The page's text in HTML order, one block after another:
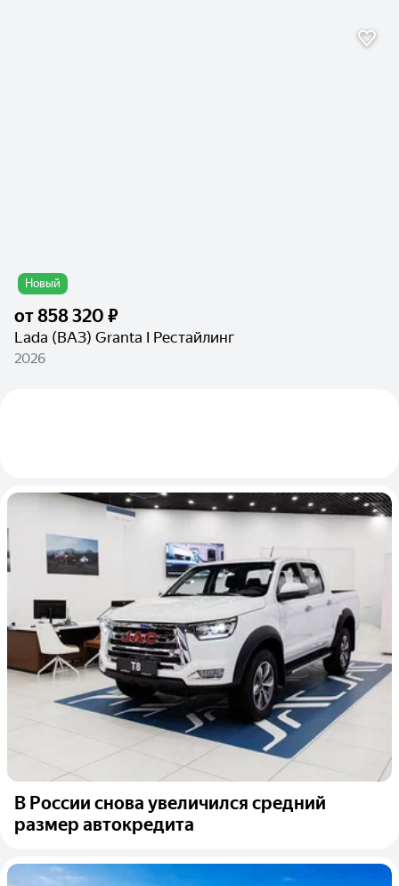
Новый
от858 320 ₽
Lada (ВАЗ) Granta I Рестайлинг
2026
В России снова увеличился средний
размер автокредита